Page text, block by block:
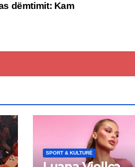
dëmtimit: Kam
SPORT & KULTURË